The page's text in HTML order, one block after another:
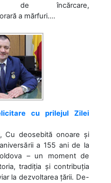
de încărcare,
a mărfuri....
cu prilejul Zilei
Cu deosebită onoare și
a 155 ani de la
– un moment de
tradiția și contribuția
la dezvoltarea țării. De-